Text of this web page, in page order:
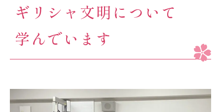
受験生の方へ
保護者の方へ アクセスマップ
よくあるご質問 個人情報保護方針
ギリシャ文明について
学んでいます